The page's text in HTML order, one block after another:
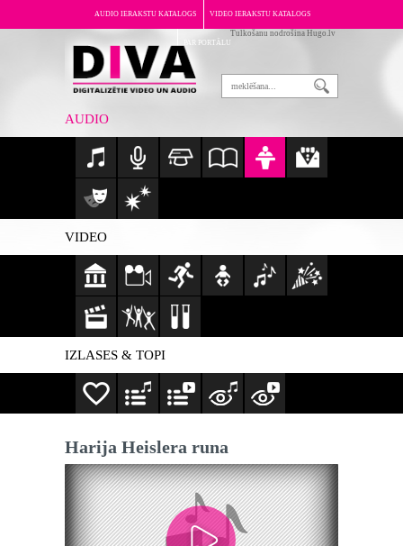
AUDIO IERAKSTU KATALOGS VIDEO IERAKSTU KATALOGS
PAR PORTĀLU
Tulkošanu nodrošina Hugo.lv
AUDIO
VIDEO
IZLASES & TOPI
Harija Heislera runa